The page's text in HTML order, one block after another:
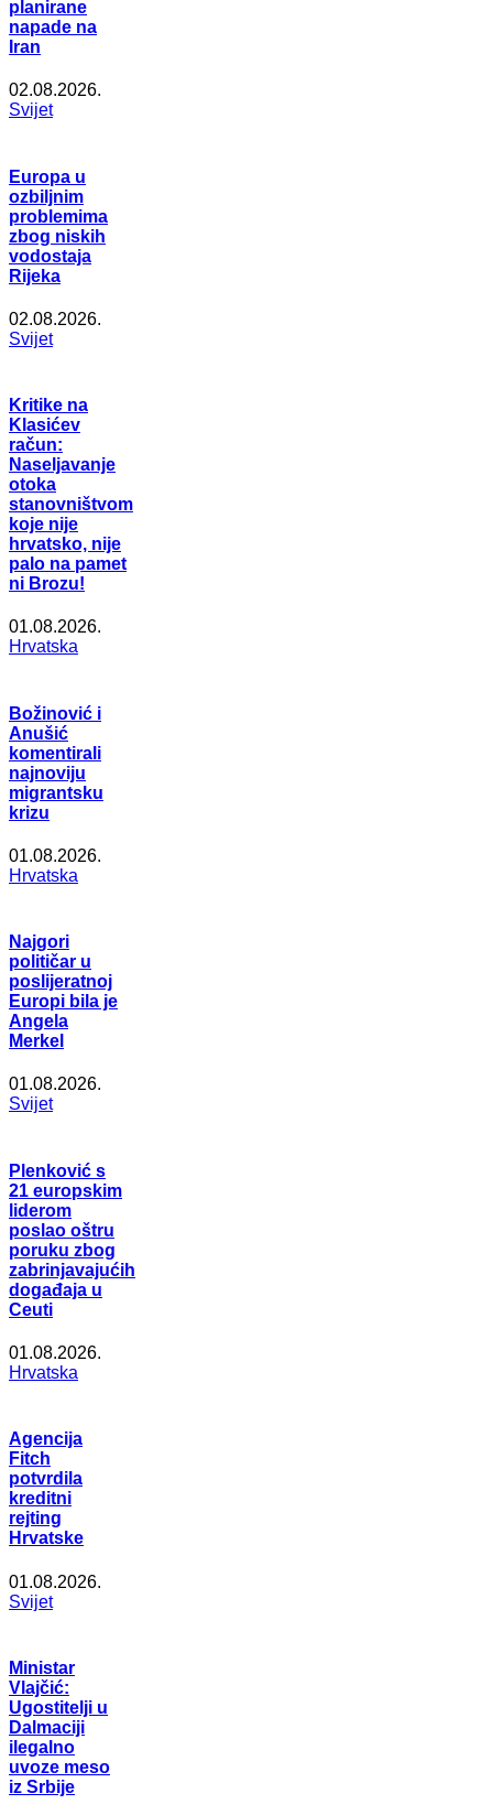
planirane
napade na
Iran
02.08.2026.
Svijet
Europa u
ozbiljnim
problemima
zbog niskih
vodostaja
Rijeka
02.08.2026.
Svijet
Kritike na
Klasićev
račun:
Naseljavanje
otoka
stanovništvom
koje nije
hrvatsko, nije
palo na pamet
ni Brozu!
01.08.2026.
Hrvatska
Božinović i
Anušić
komentirali
najnoviju
migrantsku
krizu
01.08.2026.
Hrvatska
Najgori
političar u
poslijeratnoj
Europi bila je
Angela
Merkel
01.08.2026.
Svijet
Plenković s
21 europskim
liderom
poslao oštru
poruku zbog
zabrinjavajućih
događaja u
Ceuti
01.08.2026.
Hrvatska
Agencija
Fitch
potvrdila
kreditni
rejting
Hrvatske
01.08.2026.
Svijet
Ministar
Vlajčić:
Ugostitelji u
Dalmaciji
ilegalno
uvoze meso
iz Srbije